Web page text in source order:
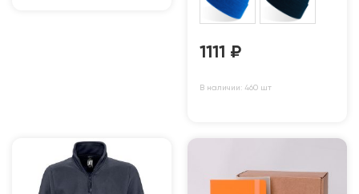
1111 ₽
В наличии: 460 шт